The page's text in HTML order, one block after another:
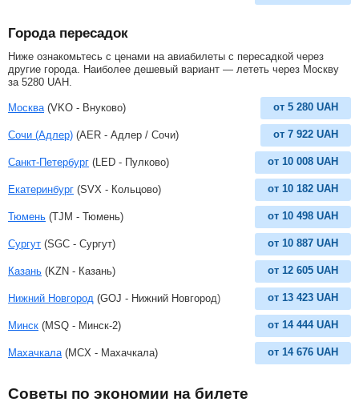
Города пересадок
Ниже ознакомьтесь с ценами на авиабилеты с пересадкой через
другие города. Наиболее дешевый вариант — лететь через Москву
за 5280 UAH
Москва (VKO - Внуково) от 5 280 UAH
Сочи (Адлер) (AER - Адлер / Сочи) от 7 922 UAH
Санкт-Петербург (LED - Пулково) от 10 008 UAH
Екатеринбург (SVX - Кольцово) от 10 182 UAH
Тюмень (TJM - Тюмень) от 10 498 UAH
Сургут (SGC - Сургут) от 10 887 UAH
Казань (KZN - Казань) от 12 605 UAH
Нижний Новгород (GOJ - Нижний Новгород) от 13 423 UAH
Минск (MSQ - Минск-2) от 14 444 UAH
Махачкала (MCX - Махачкала) от 14 676 UAH
Советы по экономии на билете